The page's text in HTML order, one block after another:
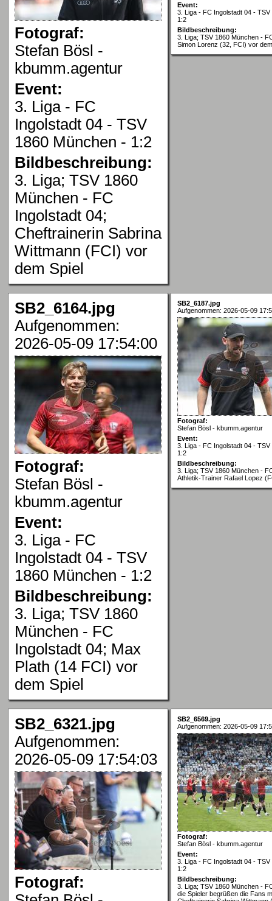
Fotograf:
Stefan Bösl -
kbumm.agentur
Event:
3. Liga - FC
Ingolstadt 04 - TSV
1860 München - 1:2
Bildbeschreibung:
3. Liga; TSV 1860
München - FC
Ingolstadt 04;
Cheftrainerin Sabrina
Wittmann (FCI) vor
dem Spiel
Event:
3. Liga - FC Ingolstadt 04 -
1:2
Bildbeschreibung:
3. Liga; TSV 1860 München -
Simon Lorenz (32, FCI) vor
SB2_6164.jpg
Aufgenommen:
2026-05-09 17:54:00
Fotograf:
Stefan Bösl -
kbumm.agentur
Event:
3. Liga - FC
Ingolstadt 04 - TSV
1860 München - 1:2
Bildbeschreibung:
3. Liga; TSV 1860
München - FC
Ingolstadt 04; Max
Plath (14 FCI) vor
dem Spiel
SB2_6187.jpg
Aufgenommen: 2026-05-09
Fotograf:
Stefan Bösl - kbumm.agentur
Event:
3. Liga - FC Ingolstadt 04 -
1:2
Bildbeschreibung:
3. Liga; TSV 1860 München -
Athletik-Trainer Rafael Lopez
SB2_6321.jpg
Aufgenommen:
2026-05-09 17:54:03
Fotograf:
SB2_6569.jpg
Aufgenommen: 2026-05-09
Fotograf:
Stefan Bösl - kbumm.agentur
Event:
3. Liga - FC Ingolstadt 04 -
1:2
Bildbeschreibung:
3. Liga; TSV 1860 München -
die Spieler begrüßen die Fans